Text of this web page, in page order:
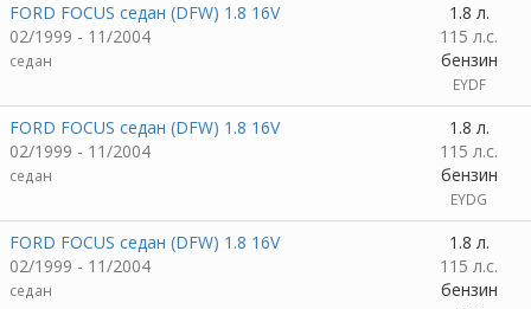
FORD FOCUS седан (DFW) 1.8 16V
02/1999 - 11/2004
седан
1.8 л.
115 л.с.
бензин
EYDF
FORD FOCUS седан (DFW) 1.8 16V
02/1999 - 11/2004
седан
1.8 л.
115 л.с.
бензин
EYDG
FORD FOCUS седан (DFW) 1.8 16V
02/1999 - 11/2004
седан
1.8 л.
115 л.с.
бензин